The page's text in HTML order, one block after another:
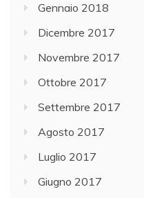
Gennaio 2018
Dicembre 2017
Novembre 2017
Ottobre 2017
Settembre 2017
Agosto 2017
Luglio 2017
Giugno 2017